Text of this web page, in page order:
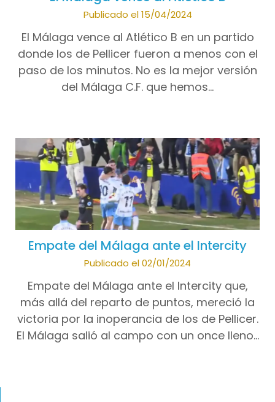
Publicado el 15/04/2024
El Málaga vence al Atlético B en un partido
donde los de Pellicer fueron a menos con el
paso de los minutos. No es la mejor versión
del Málaga C.F. que hemos…
Empate del Málaga ante el Intercity
Publicado el 02/01/2024
Empate del Málaga ante el Intercity que,
más allá del reparto de puntos, mereció la
victoria por la inoperancia de los de Pellicer.
El Málaga salió al campo con un once lleno…